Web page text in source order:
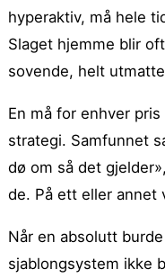
hyperaktiv, må hele
Slaget hjemme blir
sovende, helt
En må for enhver
strategi. Samfunnet
dø om så det
de. På ett eller annet
Når en absolutt
sjablongsystem ikke